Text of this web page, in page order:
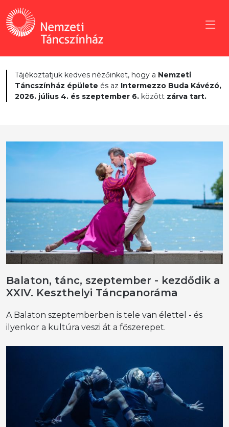
Tájékoztatjuk kedves nézőinket, hogy a Nemzeti
Táncszínház épülete és az Intermezzo Buda Kávézó,
2026. július 4. és szeptember 6. között zárva tart.
Balaton, tánc, szeptember - kezdődik a
XXIV. Keszthelyi Táncpanoráma
A Balaton szeptemberben is tele van élettel - és
ilyenkor a kultúra veszi át a főszerepet.